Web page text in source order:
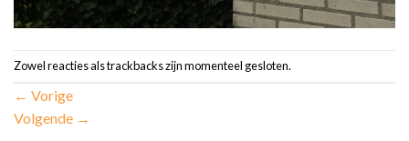
Zowel reacties als trackbacks zijn momenteel gesloten.
← Vorige
Volgende →